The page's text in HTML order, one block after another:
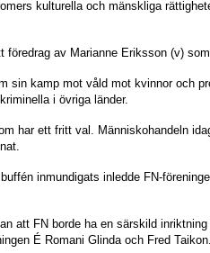
kulturella och mänskliga
föredrag av Marianne Eriksson (v)
sin kamp mot våld mot kvinnor och
i övriga länder.
har ett fritt val. Människohandeln
inmundigats inledde FN-
att FN borde ha en särskild
É Romani Glinda och Fred Taikon.